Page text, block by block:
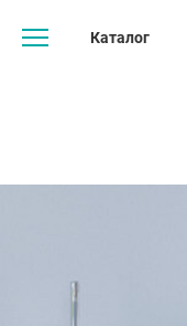
Каталог